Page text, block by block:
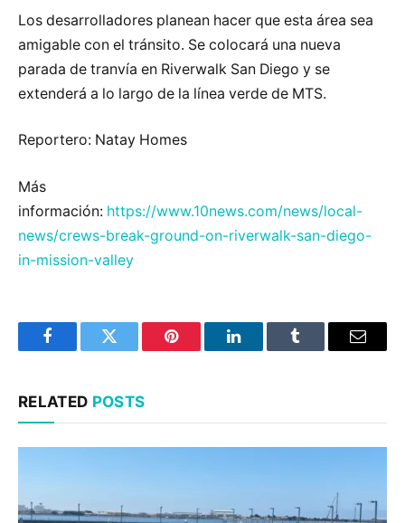
Los desarrolladores planean hacer que esta área sea
amigable con el tránsito. Se colocará una nueva
parada de tranvía en Riverwalk San Diego y se
extenderá a lo largo de la línea verde de MTS.
Reportero: Natay Homes
Más
información: https://www.10news.com/news/local-
news/crews-break-ground-on-riverwalk-san-diego-
in-mission-valley
FacebookTwitter Pinterest LinkedInTumblr Email
RELATED POSTS